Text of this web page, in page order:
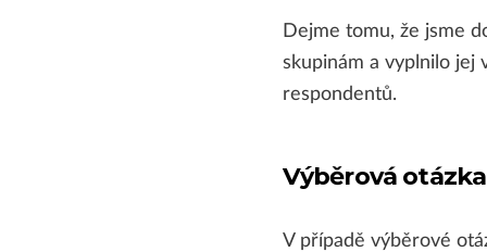
Dejme tomu, že jsme
skupinám a vyplnilo jej
respondentů.
Výběrová otázka
V případě výběrové